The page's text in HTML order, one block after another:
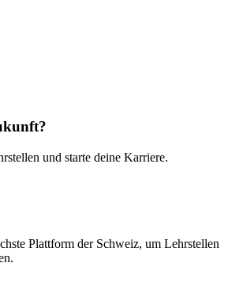
und starte deine Karriere.
Plattform der Schweiz, um Lehrstellen